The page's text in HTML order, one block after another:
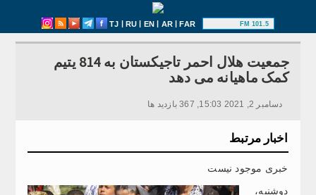
TJ | RU | EN | AR|FAR 101.5 FM
جمعیت هلال احمر تاجیکستان به 814 یتیم
کمک ماهیانه می دهد
دسامبر 2, 2021 15:03, 367 بازدید ها
اخبار مرتبط
خبری موجود نیست
دوشنبه،